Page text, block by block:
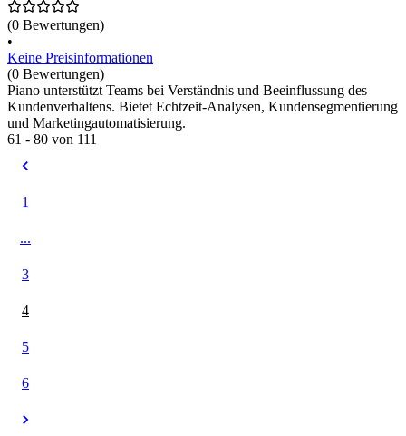
(0 Bewertungen)
•
Keine Preisinformationen
(0 Bewertungen)
Piano unterstützt Teams bei Verständnis und Beeinflussung des
Kundenverhaltens. Bietet Echtzeit-Analysen, Kundensegmentierung
und Marketingautomatisierung.
61 - 80 von 111
1
...
3
4
5
6